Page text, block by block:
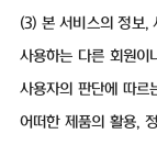
(3) 본 서비스의 정보,
사용하는 다른 회원이
사용자의 판단에 따르
어떠한 제품의 활용,